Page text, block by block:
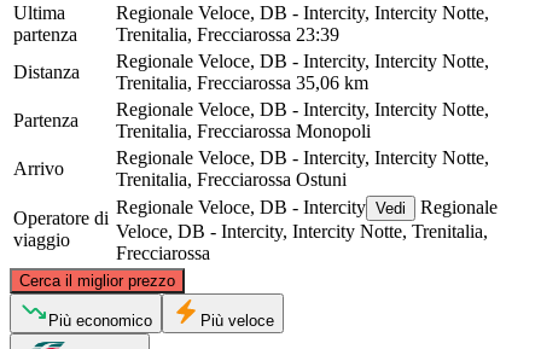
Ultima
partenza
Regionale Veloce, DB - Intercity, Intercity Notte,
Trenitalia, Frecciarossa 23:39
Distanza
Regionale Veloce, DB - Intercity, Intercity Notte,
Trenitalia, Frecciarossa 35,06 km
Partenza
Regionale Veloce, DB - Intercity, Intercity Notte,
Trenitalia, Frecciarossa Monopoli
Arrivo
Regionale Veloce, DB - Intercity, Intercity Notte,
Trenitalia, Frecciarossa Ostuni
Operatore di
viaggio
Regionale Veloce, DB - Intercity Vedi
Regionale
Veloce, DB - Intercity, Intercity Notte, Trenitalia,
Frecciarossa
Cerca il miglior prezzo
Monopoli
Più economico Più veloce